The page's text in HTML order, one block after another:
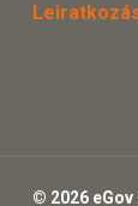
© 2026 eGov